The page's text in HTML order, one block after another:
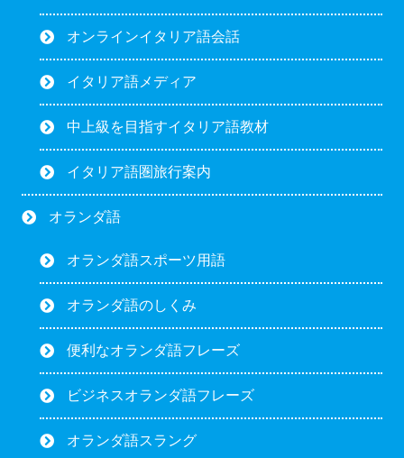
オンラインイタリア語会話
イタリア語メディア
中上級を目指すイタリア語教材
イタリア語圏旅行案内
オランダ語
オランダ語スポーツ用語
オランダ語のしくみ
便利なオランダ語フレーズ
ビジネスオランダ語フレーズ
オランダ語スラング